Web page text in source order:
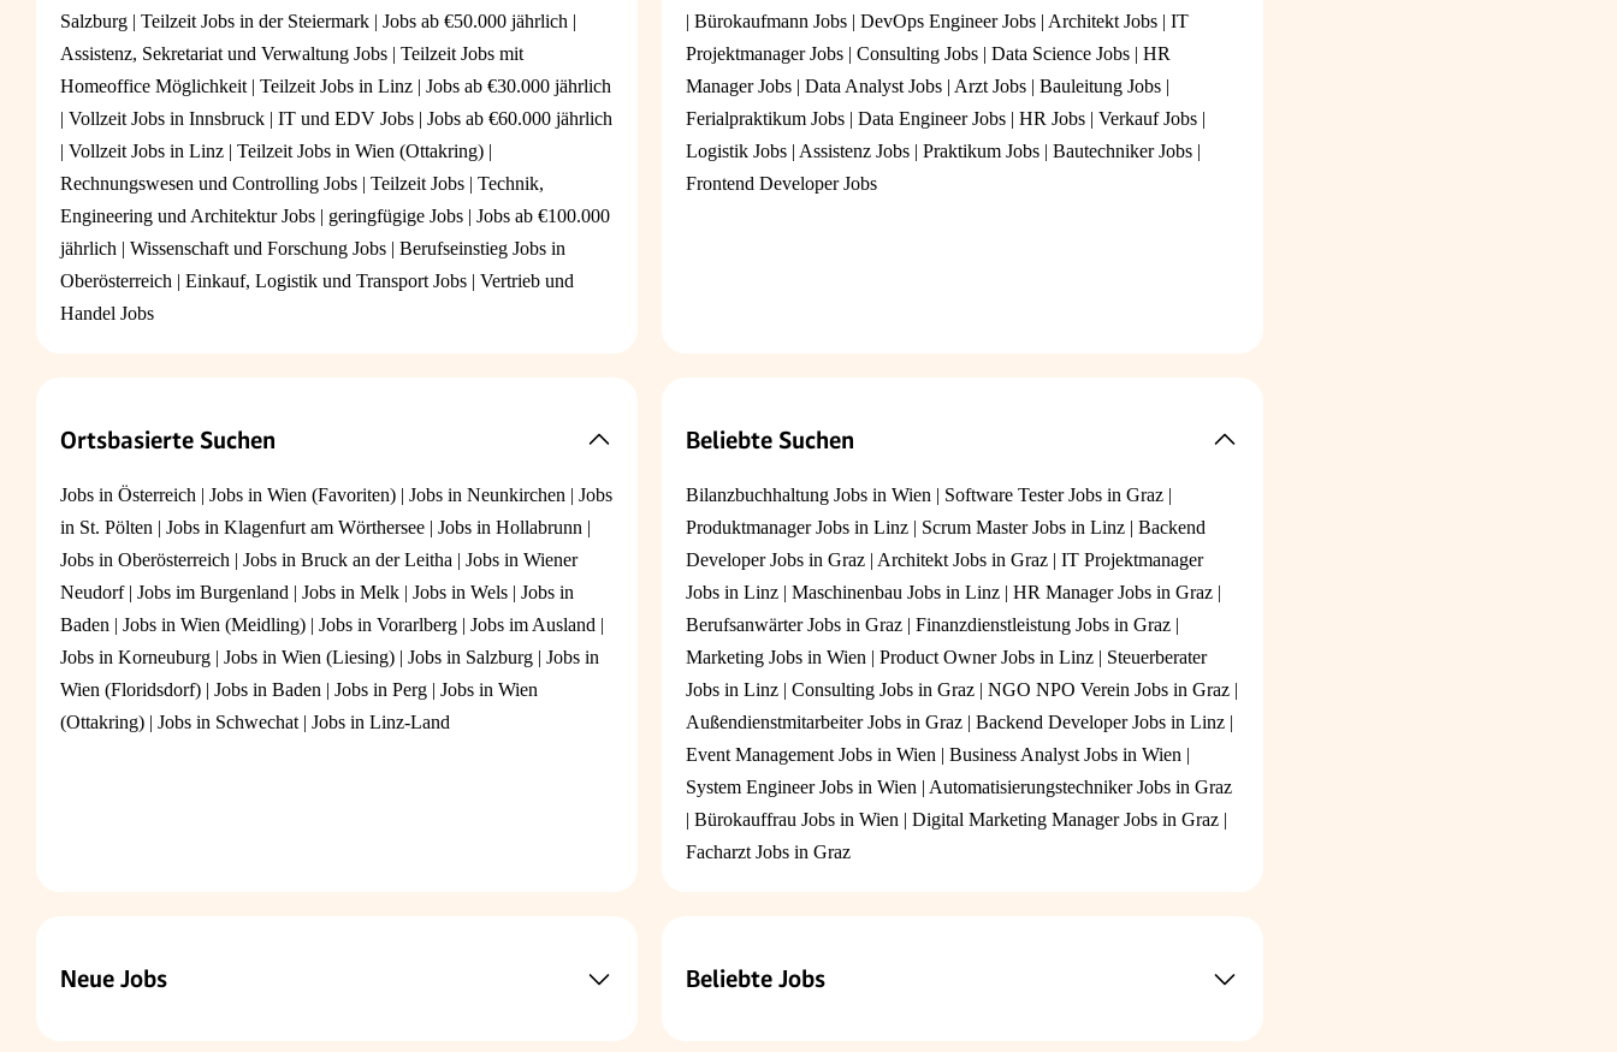
Salzburg | Teilzeit Jobs in der Steiermark | Jobs ab €50.000 jährlich |
Assistenz, Sekretariat und Verwaltung Jobs | Teilzeit Jobs mit
Homeoffice Möglichkeit | Teilzeit Jobs in Linz | Jobs ab €30.000 jährlich
| Vollzeit Jobs in Innsbruck | IT und EDV Jobs | Jobs ab €60.000 jährlich
| Vollzeit Jobs in Linz | Teilzeit Jobs in Wien (Ottakring) |
Rechnungswesen und Controlling Jobs | Teilzeit Jobs | Technik,
Engineering und Architektur Jobs | geringfügige Jobs | Jobs ab €100.000
jährlich | Wissenschaft und Forschung Jobs | Berufseinstieg Jobs in
Oberösterreich | Einkauf, Logistik und Transport Jobs | Vertrieb und
Handel Jobs
| Bürokaufmann Jobs | DevOps Engineer Jobs | Architekt Jobs | IT
Projektmanager Jobs | Consulting Jobs | Data Science Jobs | HR
Manager Jobs | Data Analyst Jobs | Arzt Jobs | Bauleitung Jobs |
Ferialpraktikum Jobs | Data Engineer Jobs | HR Jobs | Verkauf Jobs |
Logistik Jobs | Assistenz Jobs | Praktikum Jobs | Bautechniker Jobs |
Frontend Developer Jobs
Ortsbasierte Suchen
Jobs in Österreich | Jobs in Wien (Favoriten) | Jobs in Neunkirchen | Jobs
in St. Pölten | Jobs in Klagenfurt am Wörthersee | Jobs in Hollabrunn |
Jobs in Oberösterreich | Jobs in Bruck an der Leitha | Jobs in Wiener
Neudorf| Jobs im Burgenland | Jobs in Melk | Jobs in Wels | Jobs in
Baden | Jobs in Wien (Meidling) | Jobs in Vorarlberg | Jobs im Ausland |
Jobs in Korneuburg | Jobs in Wien (Liesing) | Jobs in Salzburg | Jobs in
Wien (Floridsdorf) | Jobs in Baden | Jobs in Perg | Jobs in Wien
(Ottakring) | Jobs in Schwechat | Jobs in Linz-Land
Beliebte Suchen
Bilanzbuchhaltung Jobs in Wien | Software Tester Jobs in Graz |
Produktmanager Jobs in Linz | Scrum Master Jobs in Linz | Backend
Developer Jobs in Graz | Architekt Jobs in Graz | IT Projektmanager
Jobs in Linz | Maschinenbau Jobs in Linz | HR Manager Jobs in Graz |
Berufsanwärter Jobs in Graz | Finanzdienstleistung Jobs in Graz |
Marketing Jobs in Wien | Product Owner Jobs in Linz | Steuerberater
Jobs in Linz | Consulting Jobs in Graz | NGO NPO Verein Jobs in Graz |
Außendienstmitarbeiter Jobs in Graz | Backend Developer Jobs in Linz |
Event Management Jobs in Wien | Business Analyst Jobs in Wien |
System Engineer Jobs in Wien | Automatisierungstechniker Jobs in Graz
| Bürokauffrau Jobs in Wien | Digital Marketing Manager Jobs in Graz |
Facharzt Jobs in Graz
Neue Jobs Beliebte Jobs